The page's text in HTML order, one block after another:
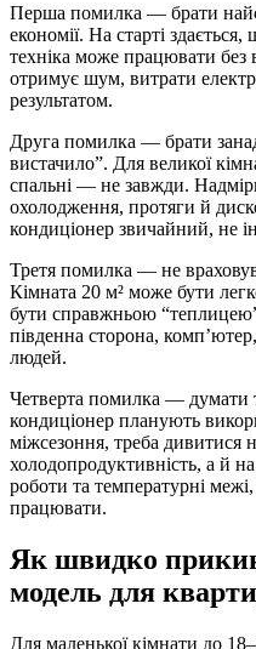
Перша помилка — брати
економії. На старті
техніка може працювати
отримує шум, витрати
результатом.
Друга помилка — брати
вистачило”. Для великої
спальні — не завжди.
охолодження, протяги й
кондиціонер звичайний, не
Третя помилка — не
Кімната 20 м² може бути
бути справжньою
південна сторона, комп’ютер,
людей.
Четверта помилка — думати
кондиціонер планують
міжсезоння, треба дивитися
холодопродуктивність, а й
роботи та температурні
працювати.
Як швидко
модель для
Для маленької кімнати до